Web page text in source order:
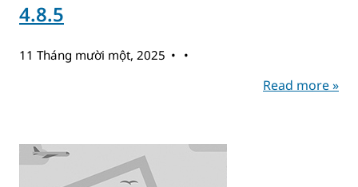
4.8.5
11 Tháng mười một, 2025
Read more »